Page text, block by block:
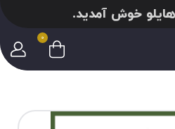
خوش آمدید.
0